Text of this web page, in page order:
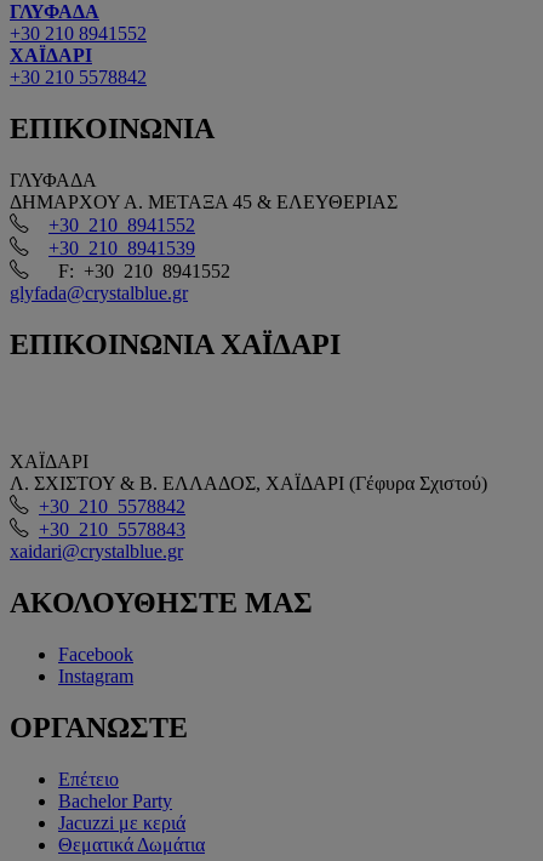
ΓΛΥΦΑΔΑ
+30 210 8941552
ΧΑΪΔΑΡΙ
+30 210 5578842
ΕΠΙΚΟΙΝΩΝΙΑ
ΓΛΥΦΑΔΑ
ΔΗΜΑΡΧΟΥ Α. ΜΕΤΑΞΑ 45 & ΕΛΕΥΘΕΡΙΑΣ
+30 210 8941552
+30 210 8941539
F: +30 210 8941552
glyfada@crystalblue.gr
ΕΠΙΚΟΙΝΩΝΙΑ ΧΑΪΔΑΡΙ
ΧΑΪΔΑΡΙ
Λ. ΣΧΙΣΤΟΥ & Β. ΕΛΛΑΔΟΣ, ΧΑΪΔΑΡΙ (Γέφυρα Σχιστού)
+30 210 5578842
+30 210 5578843
xaidari@crystalblue.gr
ΑΚΟΛΟΥΘΗΣΤΕ ΜΑΣ
Facebook
Instagram
ΟΡΓΑΝΩΣΤΕ
Επέτειο
Bachelor Party
Jacuzzi με κεριά
Θεματικά Δωμάτια